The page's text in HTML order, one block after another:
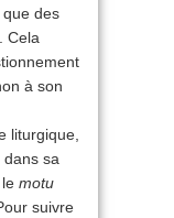
des
Cela
à son
liturgique,
dans sa
motu
suivre